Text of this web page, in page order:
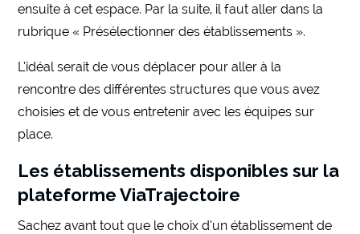
ensuite à cet espace. Par la suite, il faut aller dans la
rubrique « Présélectionner des établissements ».
L’idéal serait de vous déplacer pour aller à la
rencontre des différentes structures que vous avez
choisies et de vous entretenir avec les équipes sur
place.
Les établissements disponibles sur la
plateforme ViaTrajectoire
Sachez avant tout que le choix d’un établissement de